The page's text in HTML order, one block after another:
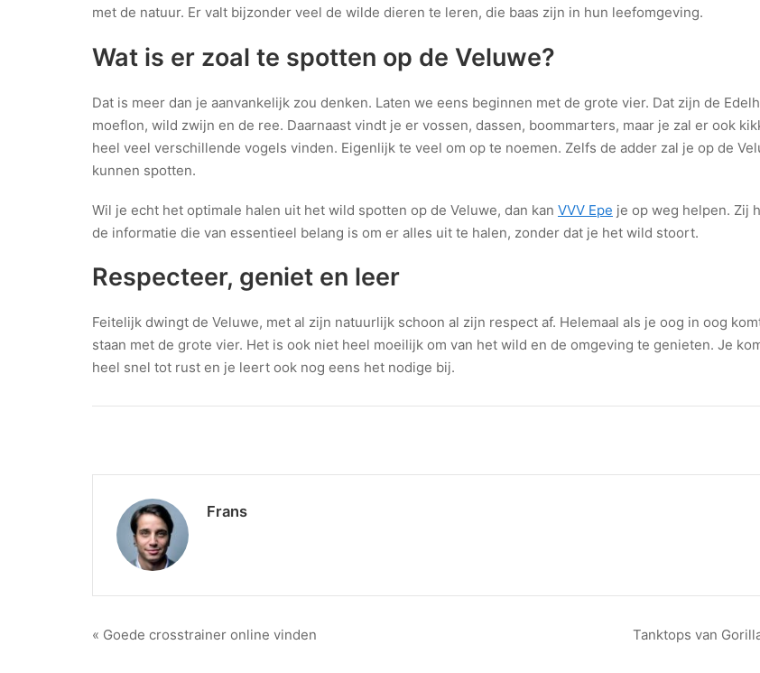
met de natuur. Er valt bijzonder veel de wilde dieren te leren, die baas zijn in hun leefomgeving.
Wat is er zoal te spotten op de Veluwe?
Dat is meer dan je aanvankelijk zou denken. Laten we eens beginnen met de grote vier. Dat zijn de
moeflon, wild zwijn en de ree. Daarnaast vindt je er vossen, dassen, boommarters, maar je zal er ook
heel veel verschillende vogels vinden. Eigenlijk te veel om op te noemen. Zelfs de adder zal je op de
kunnen spotten.
Wil je echt het optimale halen uit het wild spotten op de Veluwe, dan kan VVV Epe je op weg helpen. Zij
de informatie die van essentieel belang is om er alles uit te halen, zonder dat je het wild stoort.
Respecteer, geniet en leer
Feitelijk dwingt de Veluwe, met al zijn natuurlijk schoon al zijn respect af. Helemaal als je oog in oog
staan met de grote vier. Het is ook niet heel moeilijk om van het wild en de omgeving te genieten. Je
heel snel tot rust en je leert ook nog eens het nodige bij.
Frans
Berichtnavigatie Tanktops van
« Goede crosstrainer online vinden